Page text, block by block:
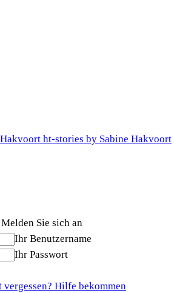
ht-stories by Sabine Hakvoort
Sie sich an
Ihr Benutzername
Ihr Passwort
vergessen? Hilfe bekommen